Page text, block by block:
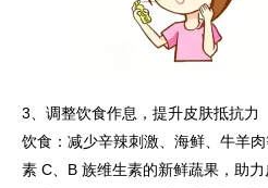
3、调整饮食作息，提升皮肤抵抗力
饮食：减少辛辣刺激、海鲜、牛羊
素 C、B 族维生素的新鲜蔬果，助力